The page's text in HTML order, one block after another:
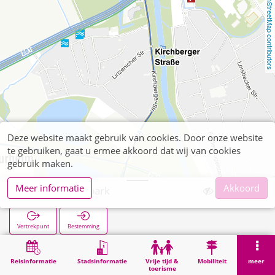
OpenStreetMap contributors
Reisinformatie Stadsinformatie
Vrije tijd &
toerisme
Mobiliteit meer
Brückenkopfpark
Vertrekpunt Bestemming
Zoekopracht Brückenkopfpark
Deze website maakt gebruik van cookies. Door onze website
te gebruiken, gaat u ermee akkoord dat wij van cookies
gebruik maken.
Meer informatie
Akkoord